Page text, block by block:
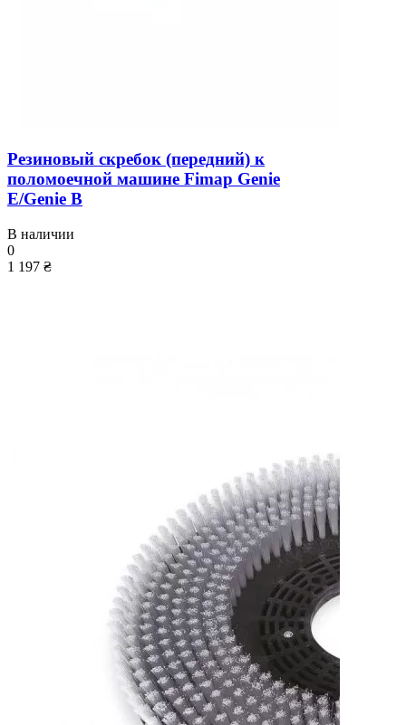
Резиновый скребок (передний) к
поломоечной машине Fimap Genie
E/Genie B
В наличии
0
1 197 ₴